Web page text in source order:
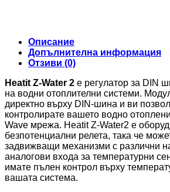
Описание
Допълнителна информация
Отзиви (0)
Heatit Z-Water 2 е регулатор за DIN
на водни отоплителни системи.
директно върху DIN-шина и ви
контролирате вашето водно
Wave мрежа. Heatit Z-Water2 е
безпотенциални релета, така че
задвижващи механизми с различни
аналогови входа за температурни
имате пълен контрол върху
вашата система.